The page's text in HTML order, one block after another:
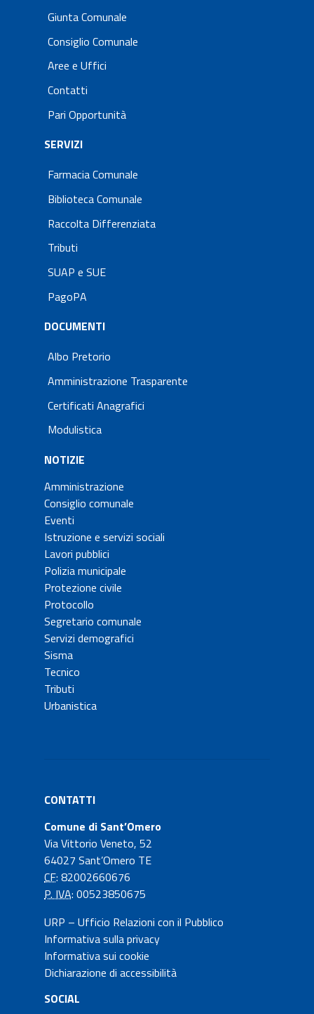
Giunta Comunale
Consiglio Comunale
Aree e Uffici
Contatti
Pari Opportunità
SERVIZI
Farmacia Comunale
Biblioteca Comunale
Raccolta Differenziata
Tributi
SUAP e SUE
PagoPA
DOCUMENTI
Albo Pretorio
Amministrazione Trasparente
Certificati Anagrafici
Modulistica
NOTIZIE
Amministrazione
Consiglio comunale
Eventi
Istruzione e servizi sociali
Lavori pubblici
Polizia municipale
Protezione civile
Protocollo
Segretario comunale
Servizi demografici
Sisma
Tecnico
Tributi
Urbanistica
CONTATTI
Comune di Sant’Omero
Via Vittorio Veneto, 52
64027 Sant’Omero TE
CF: 82002660676
P. IVA: 00523850675
URP – Ufficio Relazioni con il Pubblico
Informativa sulla privacy
Informativa sui cookie
Dichiarazione di accessibilità
SOCIAL